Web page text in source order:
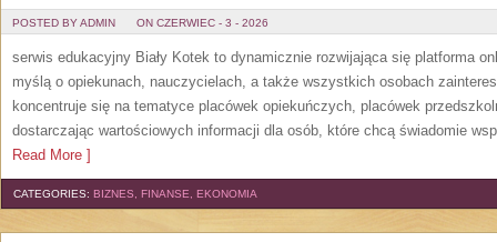
POSTED BY ADMIN ON CZERWIEC - 3 - 2026
serwis edukacyjny Biały Kotek to dynamicznie rozwijająca się platforma
myślą o opiekunach, nauczycielach, a także wszystkich osobach
koncentruje się na tematyce placówek opiekuńczych, placówek
dostarczając wartościowych informacji dla osób, które chcą świadomie
Read More ]
CATEGORIES: BIZNES, FINANSE, EKONOMIA